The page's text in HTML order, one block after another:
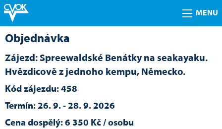
MENU
Objednávka
Zájezd: Spreewaldské Benátky na seakayaku.
Hvězdicově z jednoho kempu, Německo.
Kód zájezdu: 458
Termín: 26. 9. - 28. 9. 2026
Cena dospělý: 6 350 Kč / osobu